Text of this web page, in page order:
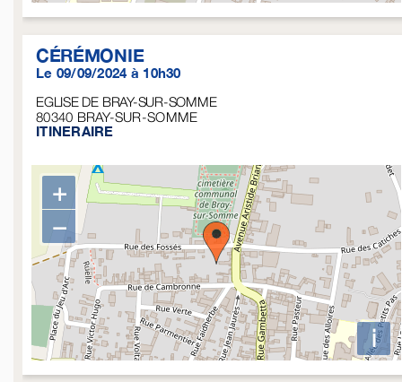
CÉRÉMONIE
Le 09/09/2024 à 10h30
EGLISE DE BRAY-SUR-SOMME
80340 BRAY-SUR-SOMME
ITINERAIRE
+
−
i